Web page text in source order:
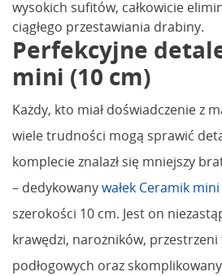
wysokich sufitów, całkowicie
ciągłego przestawiania drabiny.
Perfekcyjne
mini (10 cm)
Każdy, kto miał doświadczenie z
wiele trudności mogą sprawić
komplecie znalazł się mniejszy
– dedykowanywałek Ceramik
szerokości 10 cm. Jest on
krawędzi, narożników,
podłogowych oraz